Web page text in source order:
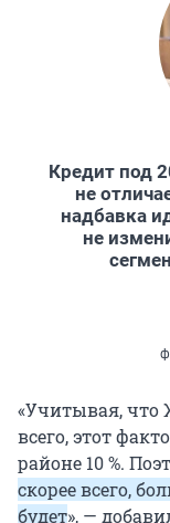
Кредит под
не
надбавка
не
«Учитывая, что
всего, этот
районе 10 %.
скорее всего,
будет», —